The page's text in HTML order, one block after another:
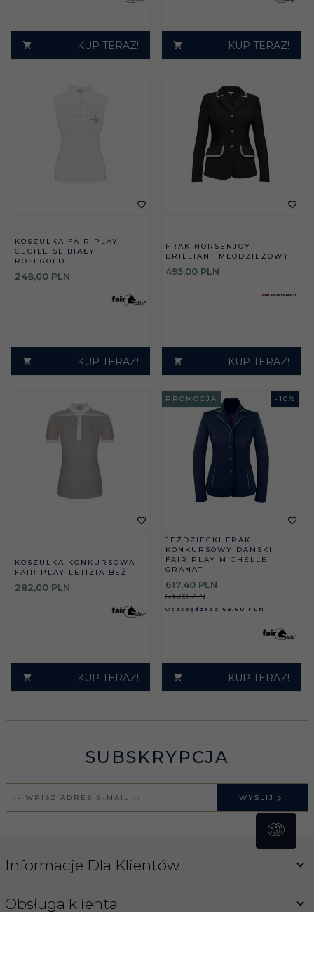
KUP TERAZ! KUP TERAZ!
KOSZULKA FAIR PLAY
CECILE SL BIAŁY
ROSEGOLD
248,00 PLN
KUP TERAZ!
FRAK HORSENJOY
BRILLIANT MŁODZIEŻOWY
495,00 PLN
KUP TERAZ!
KOSZULKA KONKURSOWA
FAIR PLAY LETIZIA BEŻ
282,00 PLN
KUP TERAZ!
- 10%
PROMOCJA
JEŹDZIECKI FRAK
KONKURSOWY DAMSKI
FAIR PLAY MICHELLE
GRANAT
617,40 PLN
686,00 PLN
Oszczędzasz 68.60 PLN
KUP TERAZ!
SUBSKRYPCJA
WYŚLIJ
Informacje Dla Klientów
Obsługa klienta